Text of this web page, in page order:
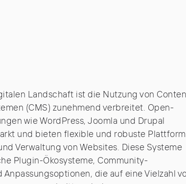
Landschaft ist die Nutzung von
(CMS) zunehmend verbreitet. Open-
wie WordPress, Joomla und Drupal
und bieten flexible und robuste
Verwaltung von Websites. Diese Systeme
Plugin-Ökosysteme, Community-
die auf eine Vielzahl